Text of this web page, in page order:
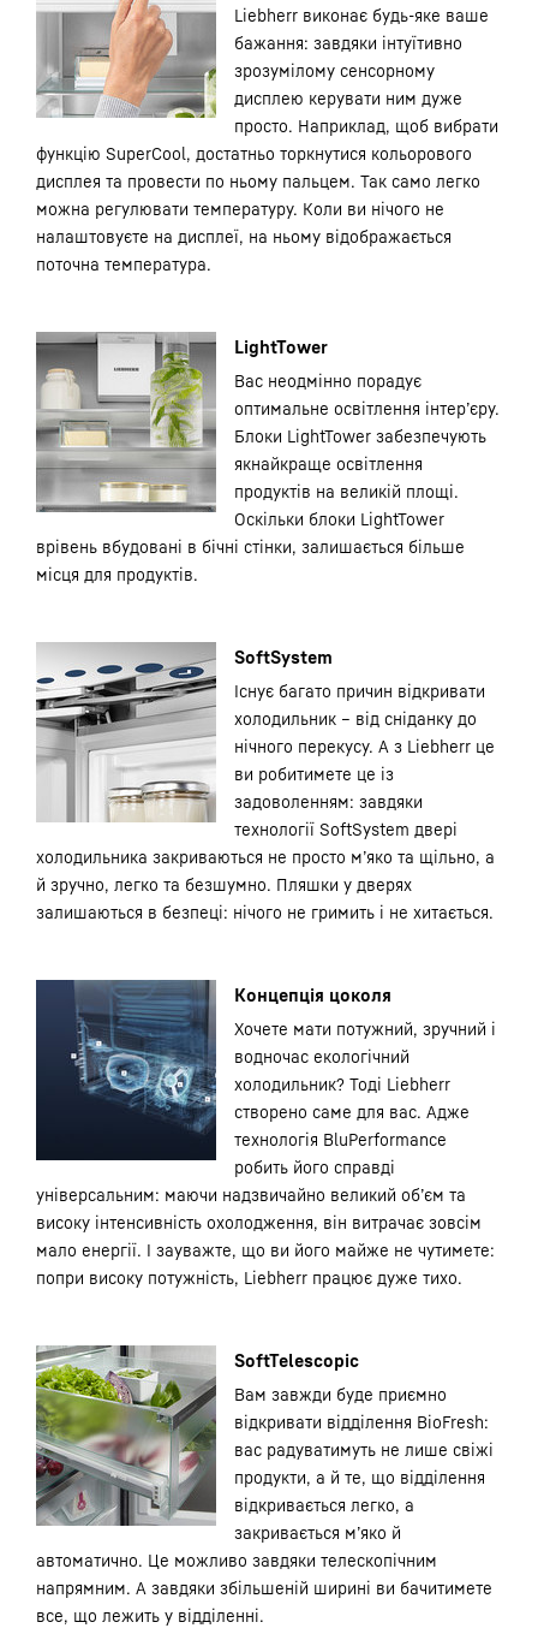
Liebherr виконає будь-яке ваше
бажання: завдяки інтуїтивно
зрозумілому сенсорному
дисплею керувати ним дуже
просто. Наприклад, щоб вибрати
функцію SuperCool, достатньо торкнутися кольорового
дисплея та провести по ньому пальцем. Так само легко
можна регулювати температуру. Коли ви нічого не
налаштовуєте на дисплеї, на ньому відображається
поточна температура.
LightTower
Вас неодмінно порадує
оптимальне освітлення інтер’єру.
Блоки LightTower забезпечують
якнайкраще освітлення
продуктів на великій площі.
Оскільки блоки LightTower
врівень вбудовані в бічні стінки, залишається більше
місця для продуктів.
SoftSystem
Існує багато причин відкривати
холодильник – від сніданку до
нічного перекусу. А з Liebherr це
ви робитимете це із
задоволенням: завдяки
технології SoftSystem двері
холодильника закриваються не просто м’яко та щільно, а
й зручно, легко та безшумно. Пляшки у дверях
залишаються в безпеці: нічого не гримить і не хитається.
Концепція цоколя
Хочете мати потужний, зручний і
водночас екологічний
холодильник? Тоді Liebherr
створено саме для вас. Адже
технологія BluPerformance
робить його справді
універсальним: маючи надзвичайно великий об’єм та
високу інтенсивність охолодження, він витрачає зовсім
мало енергії. І зауважте, що ви його майже не чутимете:
попри високу потужність, Liebherr працює дуже тихо.
SoftTelescopic
Вам завжди буде приємно
відкривати відділення BioFresh:
вас радуватимуть не лише свіжі
продукти, а й те, що відділення
відкривається легко, а
закривається м’яко й
автоматично. Це можливо завдяки телескопічним
напрямним. А завдяки збільшеній ширині ви бачитимете
все, що лежить у відділенні.